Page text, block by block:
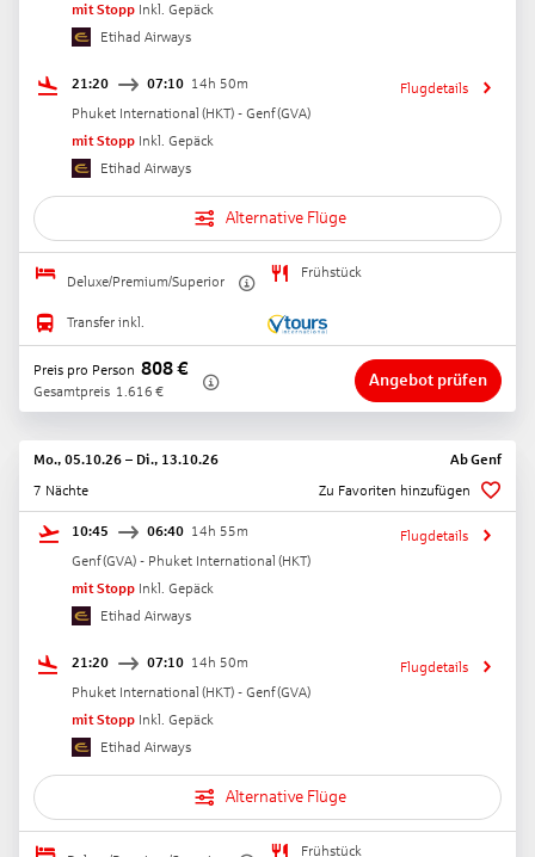
mit Stopp Inkl. Gepäck
Etihad Airways
21:20 07:10 14h 50m
Phuket International (HKT) - Genf(GVA)
mit Stopp Inkl. Gepäck
Etihad Airways
Flugdetails
Alternative Flüge
Deluxe/Premium/Superior
Frühstück
Transfer inkl.
Preis pro Person 808€
Gesamtpreis 1.616 €
Angebot prüfen
Mo., 05.10.26 – Di., 13.10.26 AbGenf
7 Nächte
Zu Favoriten hinzufügen
10:45 06:40 14h 55m
Genf(GVA) - Phuket International (HKT)
mit Stopp Inkl. Gepäck
Etihad Airways
Flugdetails
21:20 07:10 14h 50m
Phuket International (HKT) - Genf(GVA)
mit Stopp Inkl. Gepäck
Etihad Airways
Flugdetails
Alternative Flüge
Frühstück